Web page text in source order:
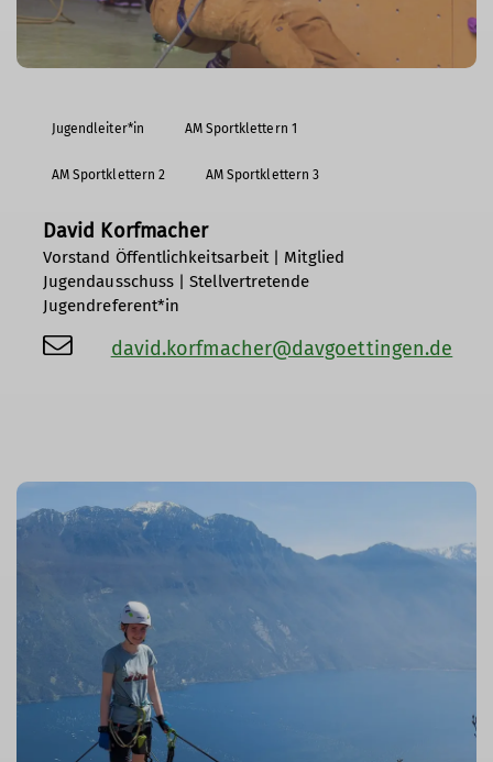
Jugendleiter*in AM Sportklettern 1
AM Sportklettern 2 AM Sportklettern 3
David Korfmacher
Vorstand Öffentlichkeitsarbeit | Mitglied
Jugendausschuss | Stellvertretende
Jugendreferent*in
david.korfmacher@davgoettingen.de